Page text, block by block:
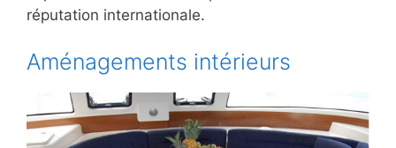
réputation internationale.
Aménagements intérieurs